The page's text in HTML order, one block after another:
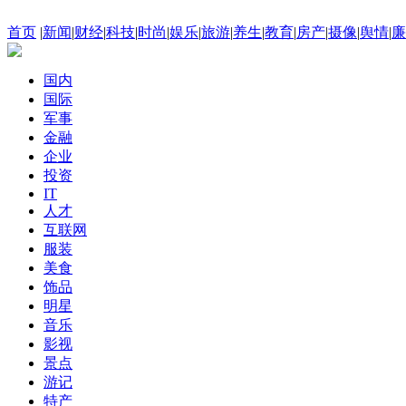
首页 |新闻|财经|科技|时尚|娱乐|旅游|养生|教育|房产|摄像|舆情|
国内
国际
军事
金融
企业
投资
IT
人才
互联网
服装
美食
饰品
明星
音乐
影视
景点
游记
特产